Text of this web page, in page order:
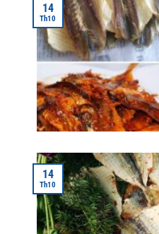
14
Th10
14
Th10